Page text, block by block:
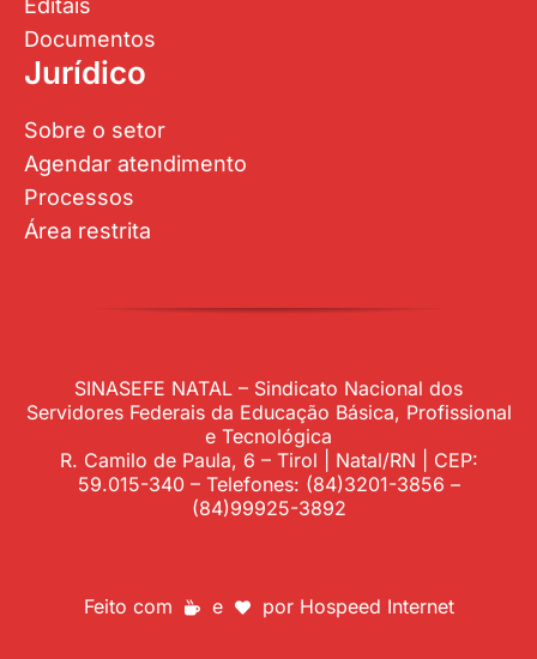
Editais
Documentos
Jurídico
Sobre o setor
Agendar atendimento
Processos
Área restrita
SINASEFE NATAL – Sindicato Nacional dos
Servidores Federais da Educação Básica, Profissional
e Tecnológica
R. Camilo de Paula, 6 – Tirol | Natal/RN | CEP:
59.015-340 – Telefones: (84)3201-3856 –
(84)99925-3892
Feito com e por Hospeed Internet